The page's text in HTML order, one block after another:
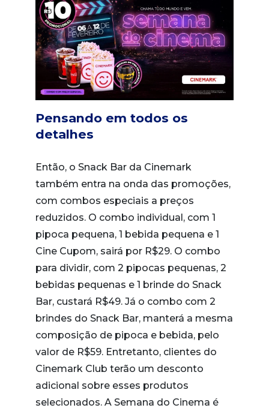
Pensando em todos os
detalhes
Então, o Snack Bar da Cinemark
também entra na onda das promoções,
com combos especiais a preços
reduzidos. O combo individual, com 1
pipoca pequena, 1 bebida pequena e 1
Cine Cupom, sairá por R$29. O combo
para dividir, com 2 pipocas pequenas, 2
bebidas pequenas e 1 brinde do Snack
Bar, custará R$49. Já o combo com 2
brindes do Snack Bar, manterá a mesma
composição de pipoca e bebida, pelo
valor de R$59. Entretanto, clientes do
Cinemark Club terão um desconto
adicional sobre esses produtos
selecionados. A Semana do Cinema é